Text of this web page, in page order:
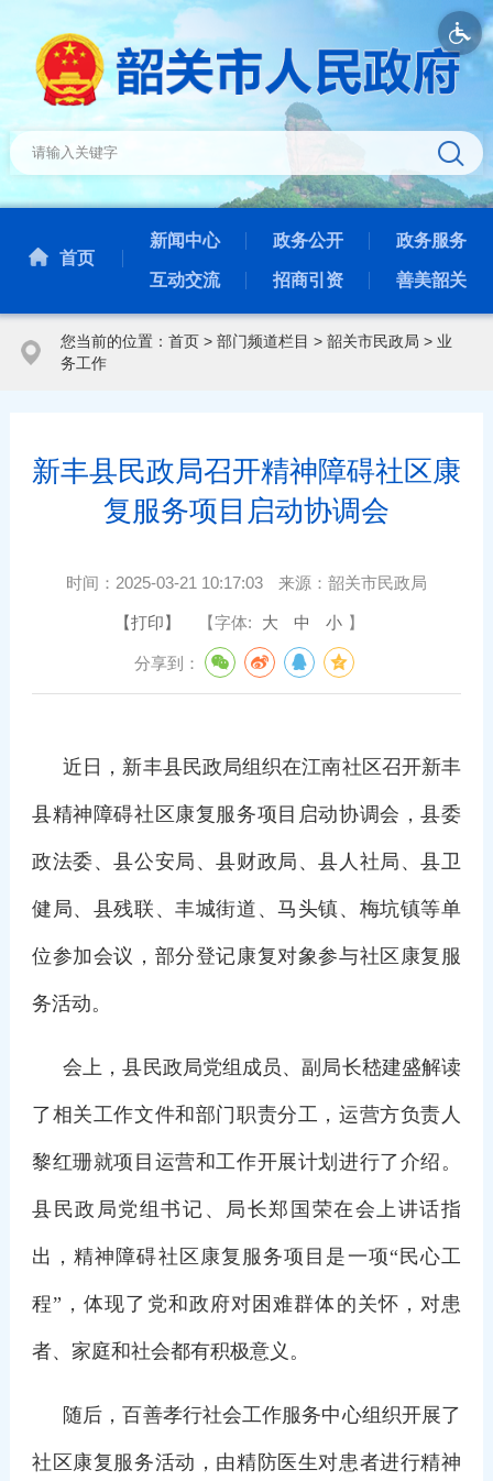
首页
新闻中心 政务公开 政务服务
互动交流 招商引资 善美韶关
您当前的位置： 首页> 部门频道栏目 > 韶关市民政局 > 业
务工作
新丰县民政局召开精神障碍社区康
复服务项目启动协调会
时间： 2025-03-21 10:17:03 来源： 韶关市民政局
【打印】 【字体: 大 中 小 】
分享到：
近日，新丰县民政局组织在江南社区召开新丰
县精神障碍社区康复服务项目启动协调会，县委
政法委、县公安局、县财政局、县人社局、县卫
健局、县残联、丰城街道、马头镇、梅坑镇等单
位参加会议，部分登记康复对象参与社区康复服
务活动。
会上，县民政局党组成员、副局长嵇建盛解读
了相关工作文件和部门职责分工，运营方负责人
黎红珊就项目运营和工作开展计划进行了介绍。
县民政局党组书记、局长郑国荣在会上讲话指
出，精神障碍社区康复服务项目是一项“民心工
程”，体现了党和政府对困难群体的关怀，对患
者、家庭和社会都有积极意义。
随后，百善孝行社会工作服务中心组织开展了
社区康复服务活动，由精防医生对患者进行精神